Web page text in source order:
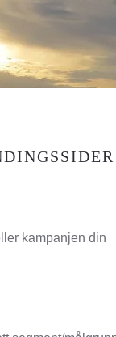
kampanjen din